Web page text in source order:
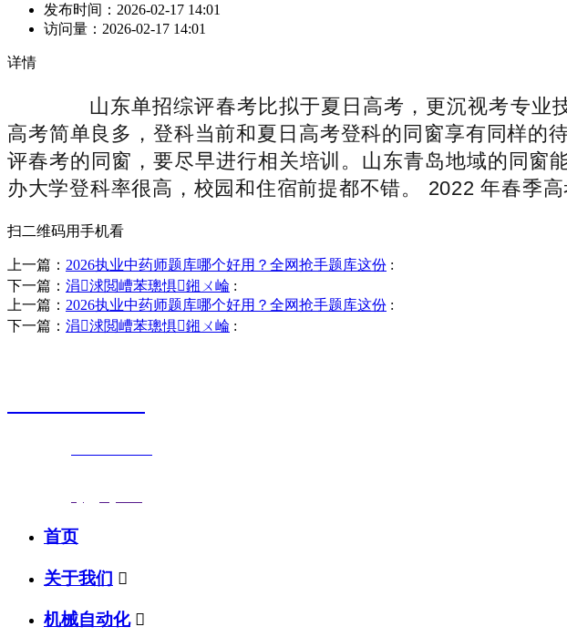
发布时间： 2026-02-17 14:01
访问量： 2026-02-17 14:01
详情
山东单招综评春考比拟于夏日高考，更沉视考专业
高考简单良多，登科当前和夏日高考登科的同窗享有同样的
评春考的同窗，要尽早进行相关培训。山东青岛地域的同窗
办大学登科率很高，校园和住宿前提都不错。 2022 年春季
扫二维码用手机看
上一篇： 2026执业中药师题库哪个好用？全网抢手题库这份 :
下一篇： 涓浗閲嶆苯璁惧鎺ㄨ崘 :
上一篇： 2026执业中药师题库哪个好用？全网抢手题库这份 :
下一篇： 涓浗閲嶆苯璁惧鎺ㄨ崘 :
首页
关于我们 
机械自动化 